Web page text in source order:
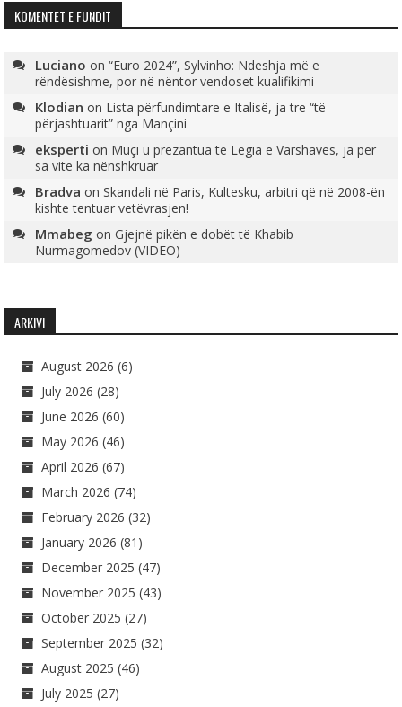
KOMENTET E FUNDIT
Luciano on“Euro 2024”, Sylvinho: Ndeshja më e
rëndësishme, por në nëntor vendoset kualifikimi
Klodian on Lista përfundimtare e Italisë, ja tre “të
përjashtuarit” nga Mançini
eksperti on Muçi u prezantua te Legia e Varshavës, ja për
sa vite ka nënshkruar
Bradva onSkandali në Paris, Kultesku, arbitri që në 2008-ën
kishte tentuar vetëvrasjen!
Mmabeg onGjejnë pikën e dobët të Khabib
Nurmagomedov (VIDEO)
ARKIVI
August 2026 (6)
July 2026 (28)
June 2026 (60)
May 2026 (46)
April 2026 (67)
March 2026 (74)
February 2026 (32)
January 2026 (81)
December 2025 (47)
November 2025 (43)
October 2025 (27)
September 2025 (32)
August 2025 (46)
July 2025 (27)